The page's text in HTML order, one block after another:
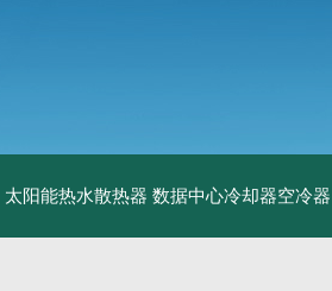
太阳能热水散热器 数据中心冷却器空冷器